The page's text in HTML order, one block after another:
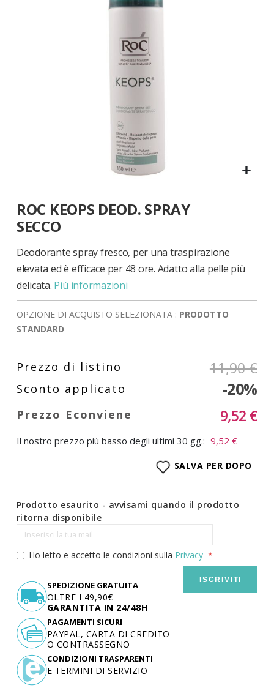
all'inizio
della
galleria
di
immagini
ROC KEOPS DEOD. SPRAY
SECCO
Deodorante spray fresco, per una traspirazione
elevata ed è efficace per 48 ore. Adatto alla pelle più
delicata. Più informazioni
OPZIONE DI ACQUISTO SELEZIONATA : PRODOTTO
STANDARD
11,90 €
-20%
9,52 €
Il nostro prezzo più basso degli ultimi 30 gg.: 9,52 €
SALVA PER DOPO
Prodotto esaurito - avvisami quando il prodotto
ritorna disponibile
Ho letto e accetto le condizioni sulla Privacy
ISCRIVITI
SPEDIZIONE GRATUITA
OLTRE I 49,90€
GARANTITA IN 24/48H
PAGAMENTI SICURI
PAYPAL, CARTA DI CREDITO
O CONTRASSEGNO
CONDIZIONI TRASPARENTI
E TERMINI DI SERVIZIO